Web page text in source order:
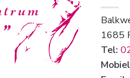
1685
Tel: